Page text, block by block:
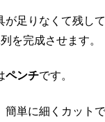
が足りなくて残し
を完成させます。
ペンチです。
簡単に細くカットで